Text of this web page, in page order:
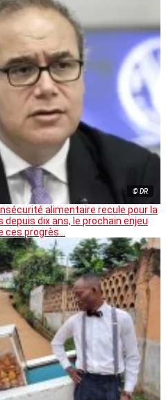
© DR
alimentaire recule pour la
depuis dix ans, le prochain enjeu
ces progrès…